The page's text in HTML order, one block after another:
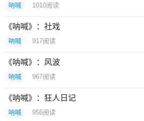
呐喊 1010阅读
《呐喊》：社戏
呐喊 917阅读
《呐喊》：风波
呐喊 967阅读
《呐喊》：狂人日记
呐喊 956阅读